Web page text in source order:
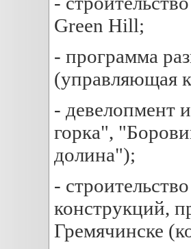
Green Hill;
- программа
(управляющая
- девелопмент
горка",
долина");
-
конструкций,
Гремячинске